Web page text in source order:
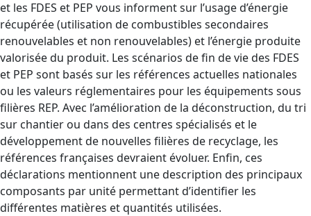
et les FDES et PEP vous informent sur l’usage d’énergie
récupérée (utilisation de combustibles secondaires
renouvelables et non renouvelables) et l’énergie produite
valorisée du produit. Les scénarios de fin de vie des FDES
et PEP sont basés sur les références actuelles nationales
ou les valeurs réglementaires pour les équipements sous
filières REP. Avec l’amélioration de la déconstruction, du tri
sur chantier ou dans des centres spécialisés et le
développement de nouvelles filières de recyclage, les
références françaises devraient évoluer. Enfin, ces
déclarations mentionnent une description des principaux
composants par unité permettant d’identifier les
différentes matières et quantités utilisées.